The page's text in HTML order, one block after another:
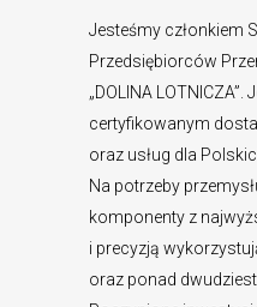
Jesteśmy członkiem
Przedsiębiorców
„DOLINA LOTNICZA”.
certyfikowanym
oraz usług dla
Na potrzeby
komponenty z
i precyzją
oraz ponad